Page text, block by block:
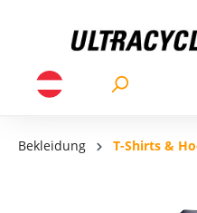
Bekleidung T-Shirts &